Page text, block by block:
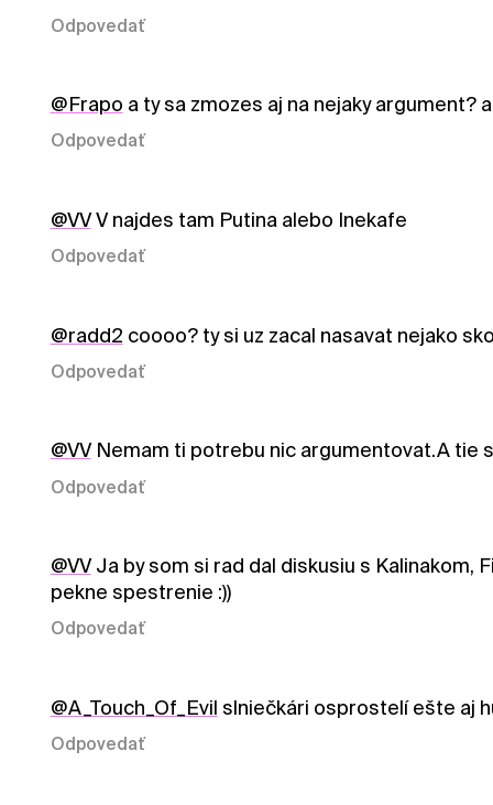
Odpovedať
@Frapo a ty sa zmozes aj na nejaky argument?
Odpovedať
@VVV najdes tam Putina alebo Inekafe
Odpovedať
@radd2 coooo? ty si uz zacal nasavat nejako
Odpovedať
@VVNemam ti potrebu nic argumentovat.A tie
Odpovedať
@VVJa by som si rad dal diskusiu s Kalinakom,
pekne spestrenie :))
Odpovedať
@A_Touch_Of_Evil slniečkári osprostelí ešte aj
Odpovedať